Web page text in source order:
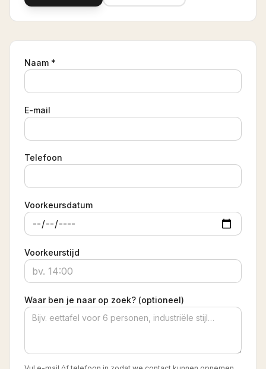
Naam *
E-mail
Telefoon
Voorkeursdatum
Voorkeurstijd
Waar ben je naar op zoek? (optioneel)